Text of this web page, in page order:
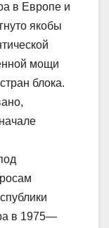
в Европе и
якобы
мощи
блока.
в 1975—